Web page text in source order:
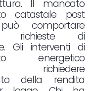
Il mancato
catastale post
comportare
richieste di
Gli interventi di
energetico
richiedere
della rendita